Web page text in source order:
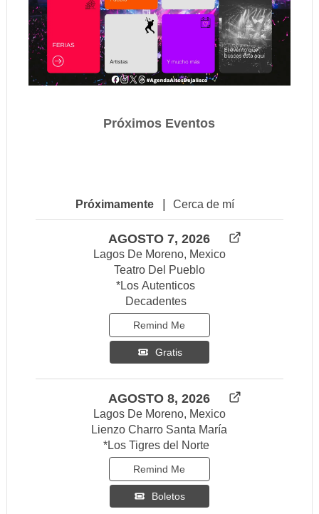
Próximos Eventos
Próximamente | Cerca de mí
AGOSTO 7, 2026
Lagos De Moreno, Mexico
Teatro Del Pueblo
*Los Autenticos
Decadentes
Remind Me
Gratis
AGOSTO 8, 2026
Lagos De Moreno, Mexico
Lienzo Charro Santa María
*Los Tigres del Norte
Remind Me
Boletos